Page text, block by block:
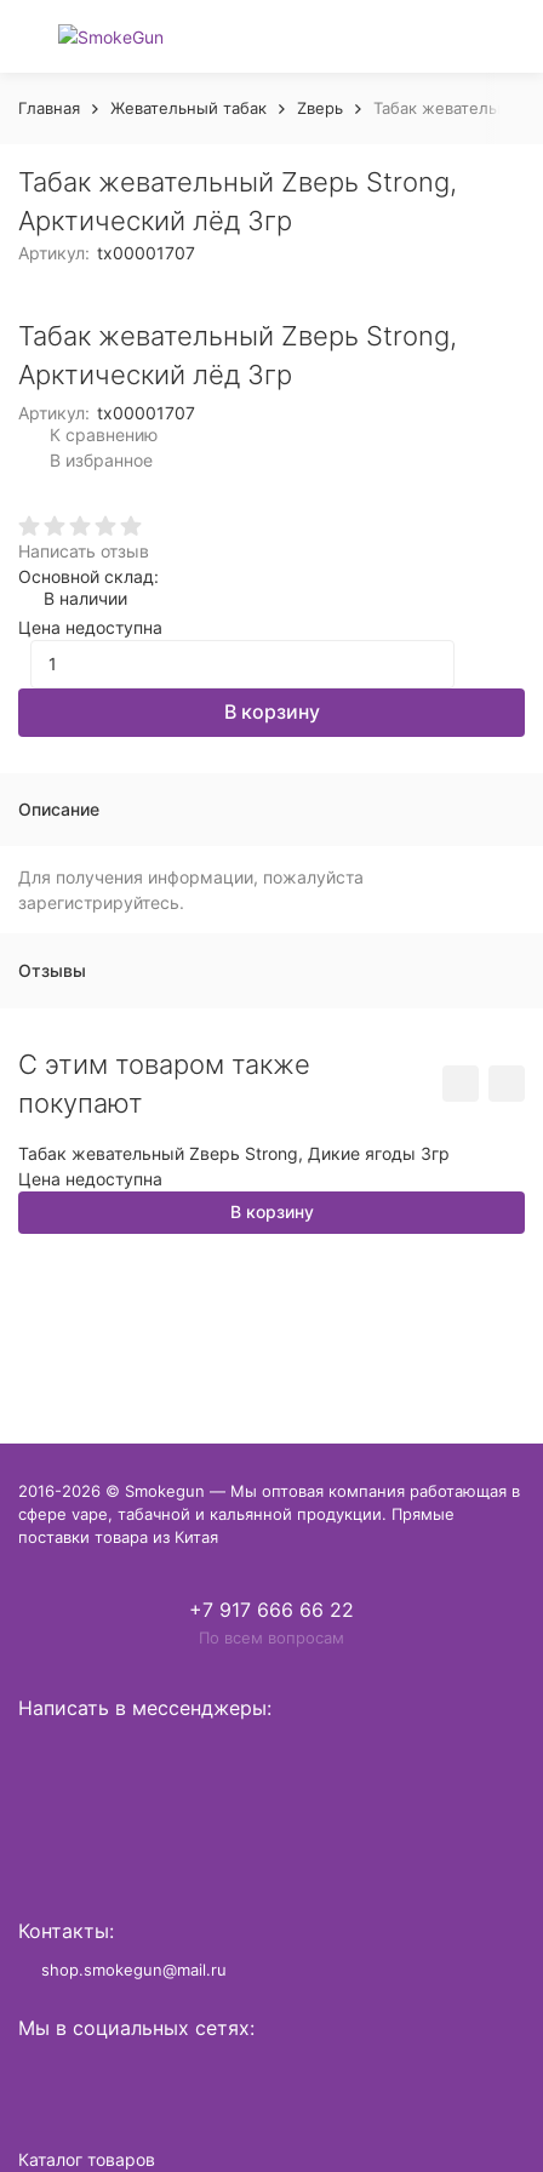
Главная Жевательный табак Zверь Табак жевательный
Табак жевательный Zверь Strong,
Арктический лёд 3гр
Артикул: tx00001707
Табак жевательный Zверь Strong,
Арктический лёд 3гр
Артикул: tx00001707
К сравнению
В избранное
Написать отзыв
Основной склад:
В наличии
Цена недоступна
В корзину
Описание
Для получения информации, пожалуйста
зарегистрируйтесь.
Отзывы
C этим товаром также
покупают
Табак жевательный Zверь Strong, Дикие ягоды 3гр
Цена недоступна
В корзину
2016-2026 © Smokegun — Мы оптовая компания работающая в
сфере vape, табачной и кальянной продукции. Прямые
поставки товара из Китая
+7 917 666 66 22
По всем вопросам
Написать в мессенджеры:
Контакты:
shop.smokegun@mail.ru
Мы в социальных сетях:
Каталог товаров